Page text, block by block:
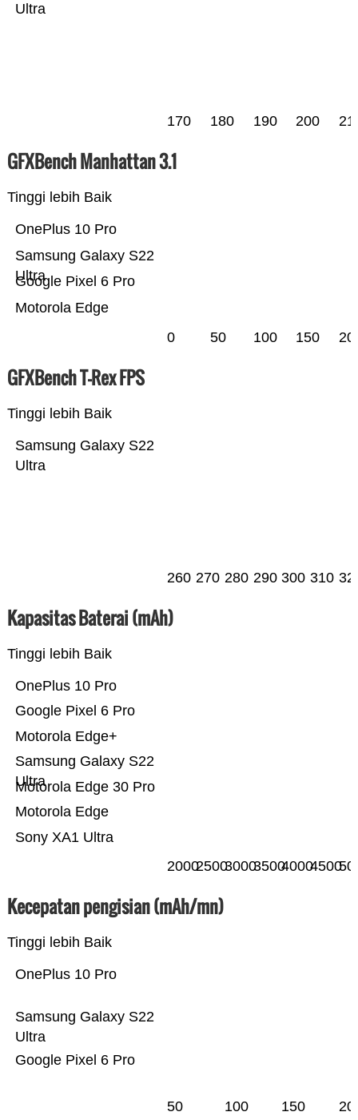
Ultra
170 180 190 200
GFXBench Manhattan 3.1
Tinggi lebih Baik
Motorola Edge
Google Pixel 6 Pro
Samsung Galaxy S22
Ultra
OnePlus 10 Pro
0 50 100 150
GFXBench T-Rex FPS
Tinggi lebih Baik
Samsung Galaxy S22
Ultra
260 270 280 290 300 310
Kapasitas Baterai (mAh)
Tinggi lebih Baik
Sony XA1 Ultra
Motorola Edge
Motorola Edge 30 Pro
Samsung Galaxy S22
Ultra
Motorola Edge+
Google Pixel 6 Pro
OnePlus 10 Pro
200025003000350040004500
Kecepatan pengisian (mAh/mn)
Tinggi lebih Baik
Google Pixel 6 Pro
Samsung Galaxy S22
Ultra
OnePlus 10 Pro
50 100 150